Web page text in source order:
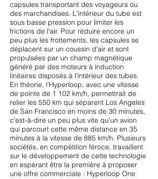
capsules transportant des voyageurs ou
des marchandises. L'intérieur du tube est
sous basse pression pour limiter les
frictions de l'air. Pour réduire encore un
peu plus les frottements, les capsules se
déplacent sur un coussin d'air et sont
propulsées par un champ magnétique
généré par des moteurs à induction
linéaires disposés à l'intérieur des tubes.
En théorie, l'Hyperloop, avec une vitesse
de pointe de 1 102 km/h, permettrait de
relier les 550 km qui séparent Los Angeles
de San Francisco en moins de 30 minutes,
c'est-à-dire un peu plus vite qu'un avion
qui parcourt cette même distance en 35
minutes à la vitesse de 885 km/h. Plusieurs
sociétés, en compétition féroce, travaillent
sur le développement de cette technologie
en espérant être la première à proposer
une offre commerciale : Hyperloop One